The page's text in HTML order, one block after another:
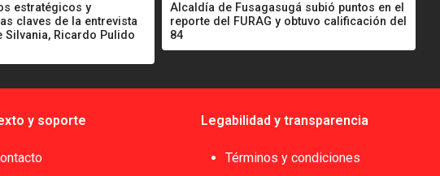
estratégicos y
claves de la entrevista
Silvania, Ricardo Pulido
Alcaldía de Fusagasugá subió puntos en el
reporte del FURAG y obtuvo calificación del
84
y soporte Legabilidad y transparencia
Términos y condiciones